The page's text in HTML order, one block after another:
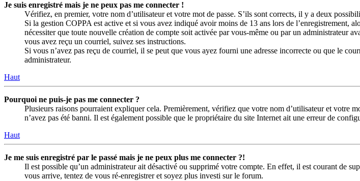
Je suis enregistré mais je ne peux pas me connecter !
Vérifiez, en premier, votre nom d’utilisateur et votre mot de passe. S’ils sont corrects, il y a deux
Si la gestion COPPA est active et si vous avez indiqué avoir moins de 13 ans lors de l’enregistrement,
nécessiter que toute nouvelle création de compte soit activée par vous-même ou par un administrateur
vous avez reçu un courriel, suivez ses instructions.
Si vous n’avez pas reçu de courriel, il se peut que vous ayez fourni une adresse incorrecte ou que le
administrateur.
Haut
Pourquoi ne puis-je pas me connecter ?
Plusieurs raisons pourraient expliquer cela. Premièrement, vérifiez que votre nom d’utilisateur et votre
n’avez pas été banni. Il est également possible que le propriétaire du site Internet ait une erreur de
Haut
Je me suis enregistré par le passé mais je ne peux plus me connecter ?!
Il est possible qu’un administrateur ait désactivé ou supprimé votre compte. En effet, il est courant de
vous arrive, tentez de vous ré-enregistrer et soyez plus investi sur le forum.